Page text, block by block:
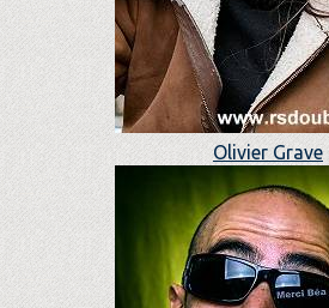
Olivier Grave